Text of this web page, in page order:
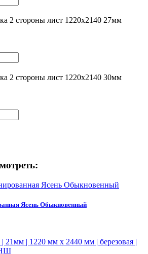
2 стороны лист 1220х2140 27мм
2 стороны лист 1220х2140 30мм
Ясень Обыкновенный